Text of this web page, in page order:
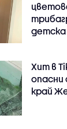
Хит в
опасни
край